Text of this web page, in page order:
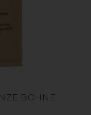
BOHNE